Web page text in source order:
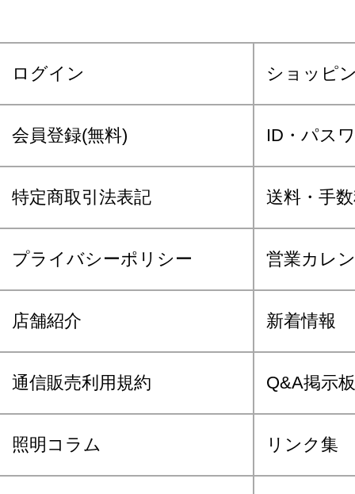
ログイン ショッピ
会員登録(無料) ID・パス
特定商取引法表記 送料・手
プライバシーポリシー 営業カレ
店舗紹介 新着情報
通信販売利用規約 Q&A掲示板
照明コラム リンク集